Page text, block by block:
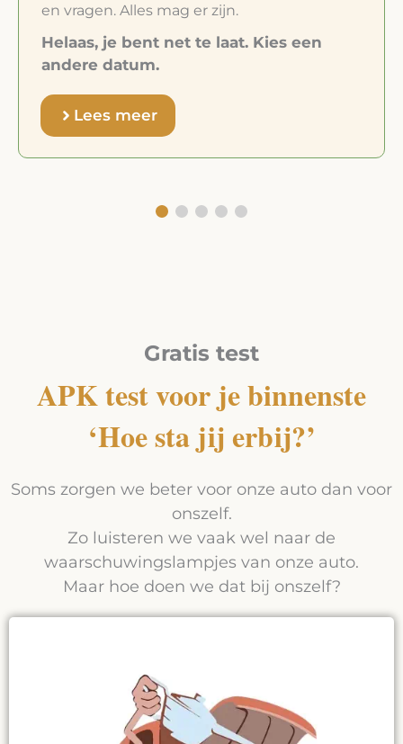
en vragen. Alles mag er zijn.
Helaas, je bent net te laat. Kies een
andere datum.
Lees meer
Gratis test
APK test voor je binnenste
‘Hoe sta jij erbij?’
Soms zorgen we beter voor onze auto dan voor
onszelf.
Zo luisteren we vaak wel naar de
waarschuwingslampjes van onze auto.
Maar hoe doen we dat bij onszelf?